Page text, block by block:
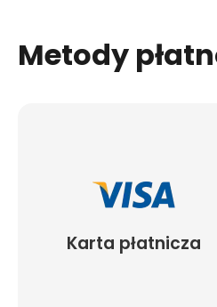
Metody
Karta płatnicza